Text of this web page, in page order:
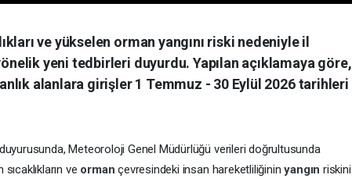
ve yükselen orman yangını riski nedeniyle il
yeni tedbirleri duyurdu. Yapılan açıklamaya göre,
alanlara girişler 1 Temmuz - 30 Eylül 2026 tarihleri
Meteoroloji Genel Müdürlüğü verileri doğrultusunda
ve ormançevresindeki insan hareketliliğininyangın riskini